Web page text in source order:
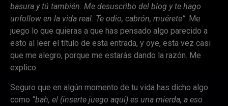
basura y tú también. Me desuscribo del blog y te hago
unfollow en la vida real. Te odio, cabrón, muérete”. Me
juego lo que quieras a que has pensado algo parecido a
esto al leer el título de esta entrada, y oye, esta vez casi
que me alegro, porque me estarás dando la razón. Me
explico.
Seguro que en algún momento de tu vida has dicho algo
como “bah, el (inserte juego aquí) es una mierda, a eso